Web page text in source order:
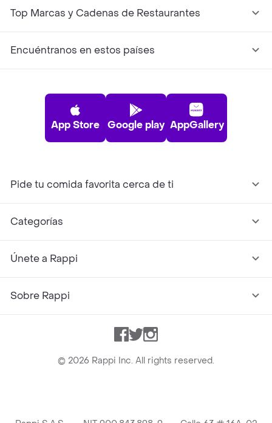
Top Marcas y Cadenas de Restaurantes
Encuéntranos en estos países
App Store Google play AppGallery
Pide tu comida favorita cerca de ti
Categorías
Únete a Rappi
Sobre Rappi
Facebook
TwitterInstagram
© 2026 Rappi Inc. All rights reserved.